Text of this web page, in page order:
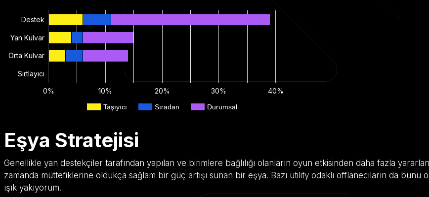
Taşıyıcı Sıradan Durumsal
0% 10% 20% 30% 40%
Destek
Yan Kulvar
Orta Kulvar
Sırtlayıcı
Eşya Stratejisi
Genellikle yan destekçiler tarafından yapılan ve birimlere bağlılığı olanların oyun etkisinden daha fazla
zamanda müttefiklerine oldukça sağlam bir güç artışı sunan bir eşya. Bazı utility odaklı offlanecıların da bunu
ışık yakıyorum.